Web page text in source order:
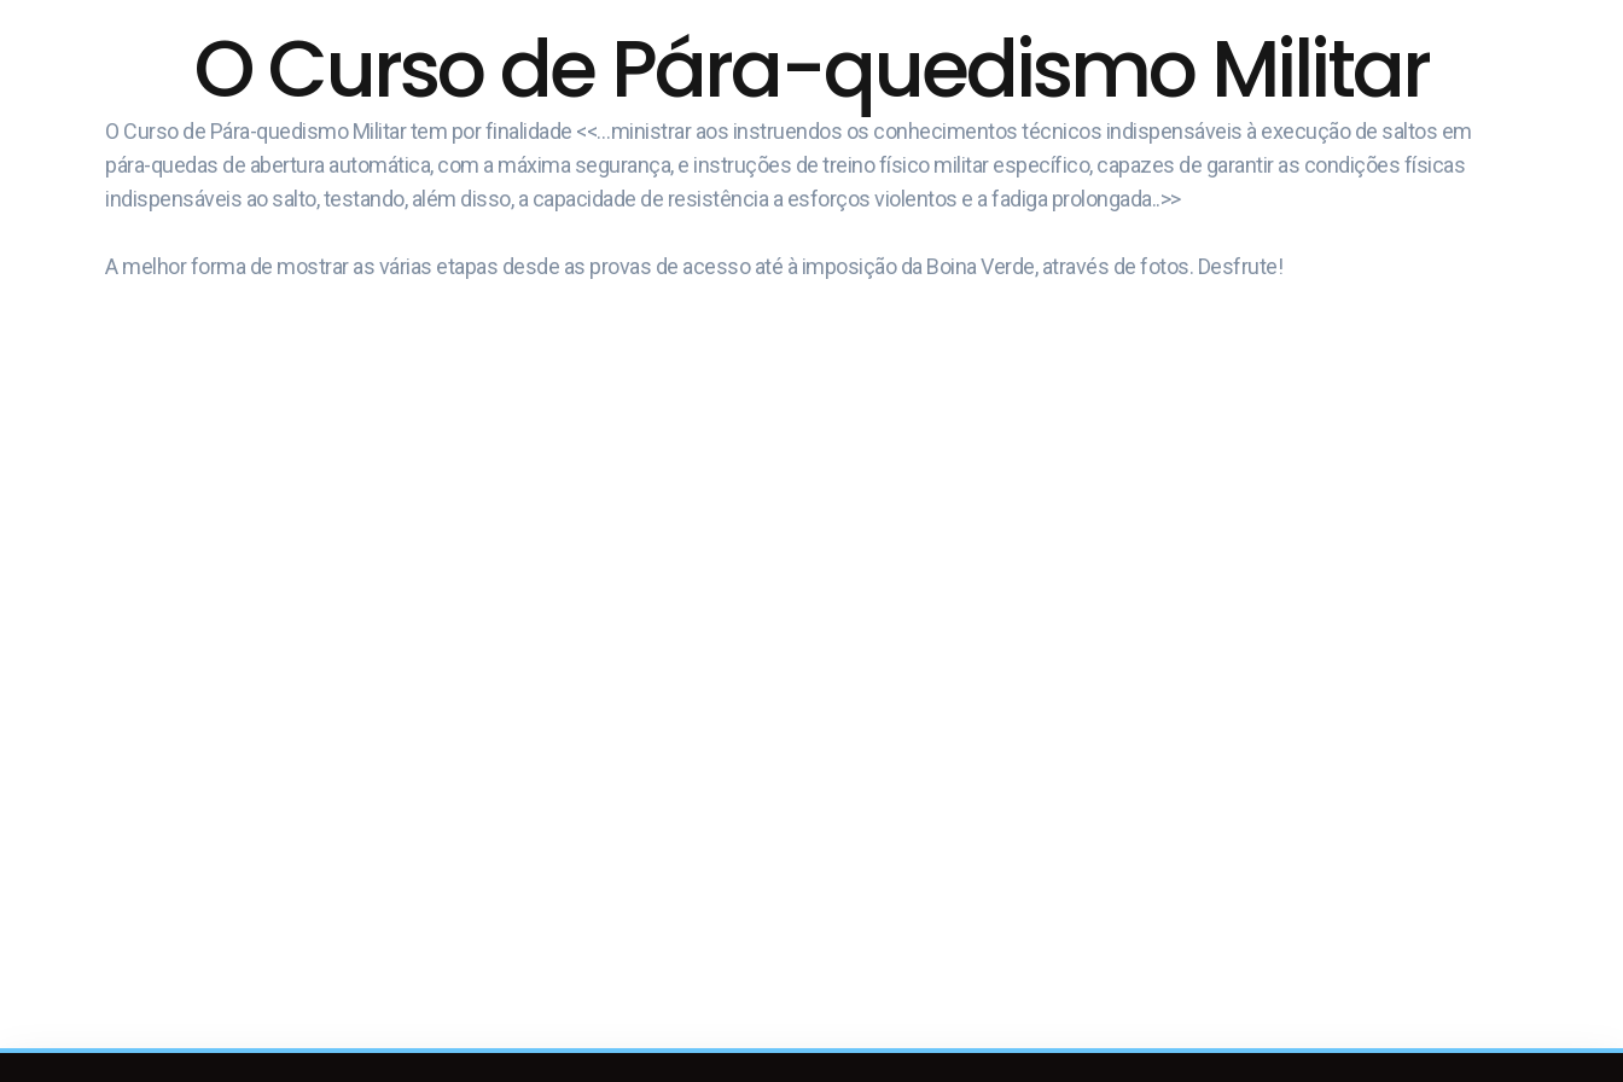
O Curso de Pára-quedismo Militar
O Curso de Pára-quedismo Militar tem por finalidade <<…ministrar aos instruendos os conhecimentos técnicos indispensáveis à execução de saltos em
pára-quedas de abertura automática, com a máxima segurança, e instruções de treino físico militar específico, capazes de garantir as condições físicas
indispensáveis ao salto, testando, além disso, a capacidade de resistência a esforços violentos e a fadiga prolongada..>>
A melhor forma de mostrar as várias etapas desde as provas de acesso até à imposição da Boina Verde, através de fotos. Desfrute!